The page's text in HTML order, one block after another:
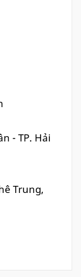
- TP. Hải
Trung,